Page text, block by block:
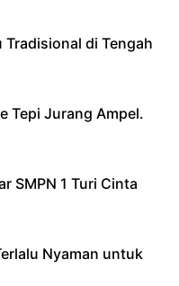
Tradisional di Tengah
Tepi Jurang Ampel.
SMPN 1 Turi Cinta
Nyaman untuk